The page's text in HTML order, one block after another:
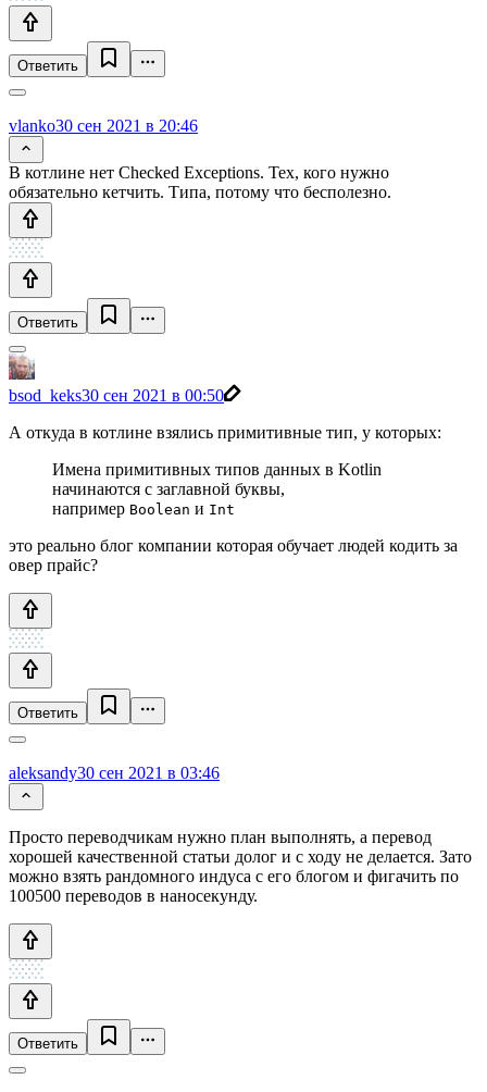
Ответить
vlanko30 сен 2021 в 20:46
В котлине нет Checked Exceptions. Тех, кого нужно
обязательно кетчить. Типа, потому что бесполезно.
Ответить
bsod_keks30 сен 2021 в 00:50
А откуда в котлине взялись примитивные тип, у которых:
Имена примитивных типов данных в Kotlin
начинаются с заглавной буквы,
например Boolean и Int
это реально блог компании которая обучает людей кодить за
овер прайс?
Ответить
aleksandy30 сен 2021 в 03:46
Просто переводчикам нужно план выполнять, а перевод
хорошей качественной статьи долог и с ходу не делается. Зато
можно взять рандомного индуса с его блогом и фигачить по
100500 переводов в наносекунду.
Ответить